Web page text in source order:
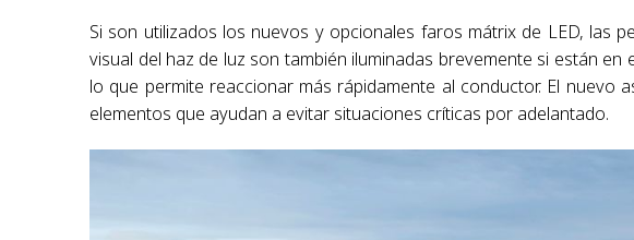
Si son utilizados los nuevos y opcionales faros mátrix de LED, las
visual del haz de luz son también iluminadas brevemente si están
lo que permite reaccionar más rápidamente al conductor. El nuevo
elementos que ayudan a evitar situaciones críticas por adelantado.